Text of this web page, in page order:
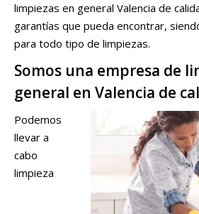
limpiezas en general Valencia de
garantías que pueda encontrar,
para todo tipo de limpiezas.
Somos una empresa de
general en Valencia de
Podemos
llevar a
cabo
limpieza